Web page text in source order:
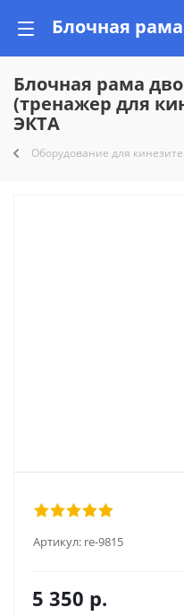
Блочная рама
(тренажер для
ЭКТА
Оборудование для
Артикул: re-9815
5 350 р.